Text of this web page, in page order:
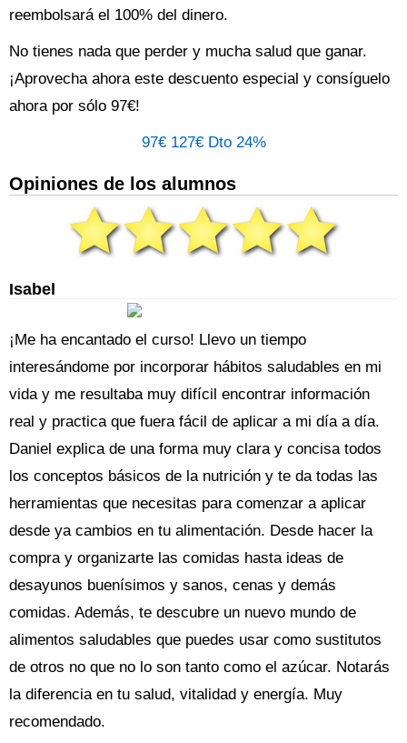
reembolsará el 100% del dinero.
No tienes nada que perder y mucha salud que ganar.
¡Aprovecha ahora este descuento especial y consíguelo
ahora por sólo 97€!
97€ 127€Dto 24%
Opiniones de los alumnos
Isabel
¡Me ha encantado el curso! Llevo un tiempo
interesándome por incorporar hábitos saludables en mi
vida y me resultaba muy difícil encontrar información
real y practica que fuera fácil de aplicar a mi día a día.
Daniel explica de una forma muy clara y concisa todos
los conceptos básicos de la nutrición y te da todas las
herramientas que necesitas para comenzar a aplicar
desde ya cambios en tu alimentación. Desde hacer la
compra y organizarte las comidas hasta ideas de
desayunos buenísimos y sanos, cenas y demás
comidas. Además, te descubre un nuevo mundo de
alimentos saludables que puedes usar como sustitutos
de otros no que no lo son tanto como el azúcar. Notarás
la diferencia en tu salud, vitalidad y energía. Muy
recomendado.